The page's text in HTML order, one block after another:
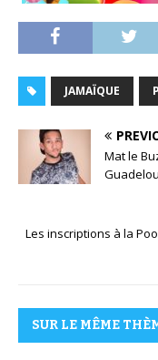
JAMAÏQUE
Mat le
Les inscriptions à la
SUR LE MÊME